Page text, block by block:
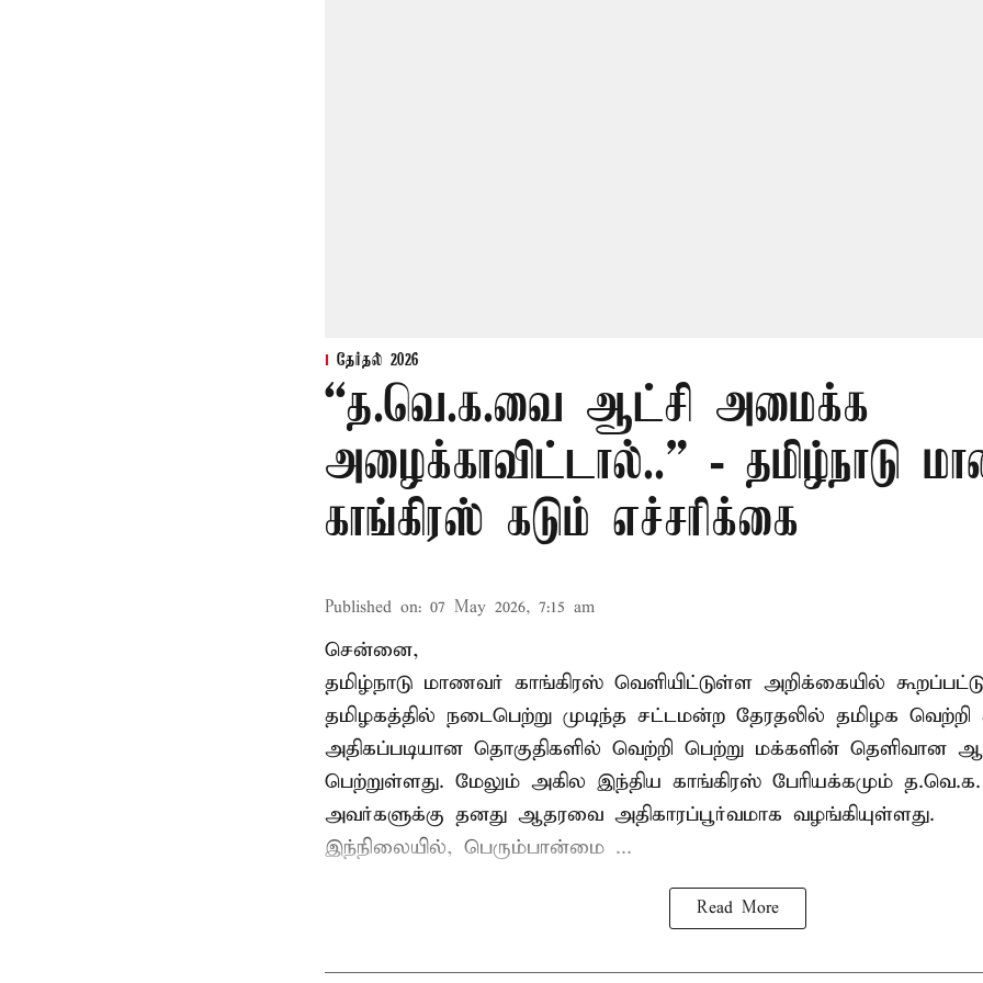
தேர்தல் 2026
“த.வெ.க.வை ஆட்சி அமைக்க
அழைக்காவிட்டால்..” - தமிழ்நாடு
காங்கிரஸ் கடும் எச்சரிக்கை
Published on: 07 May 2026, 7:15 am
சென்னை,
தமிழ்நாடு மாணவர் காங்கிரஸ் வெளியிட்டுள்ள அறிக்கையில்
தமிழகத்தில் நடைபெற்று முடிந்த சட்டமன்ற தேரதலில் தமிழக
அதிகப்படியான தொகுதிகளில் வெற்றி பெற்று மக்களின் தெளிவான
பெற்றுள்ளது. மேலும் அகில இந்திய காங்கிரஸ் பேரியக்கமும்
அவர்களுக்கு தனது ஆதரவை அதிகாரப்பூர்வமாக வழங்கியுள்ளது.
இந்நிலையில், பெரும்பான்மை ...
Read More